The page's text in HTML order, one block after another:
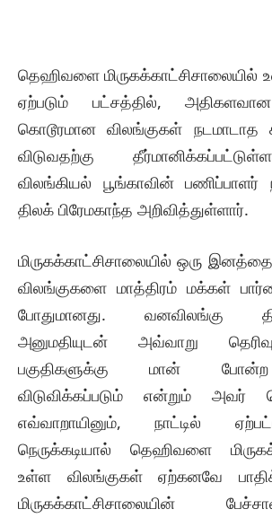
தெஹிவளை மிருகக்காட்சிசாலையில்
ஏற்படும் பட்சத்தில்,
கொடூரமான விலங்குகள் நடமாடாத
விடுவதற்கு
விலங்கியல் பூங்காவின் பணிப்பாளர்
திலக் பிரேமகாந்த அறிவித்துள்ளார்.
மிருகக்காட்சிசாலையில் ஒரு
விலங்குகளை மாத்திரம் மக்கள்
போதுமானது. வனவிலங்கு
அனுமதியுடன் அவ்வாறு
பகுதிகளுக்கு மான்
விடுவிக்கப்படும் என்றும் அவர்
எவ்வாறாயினும், நாட்டில்
நெருக்கடியால் தெஹிவளை
உள்ள விலங்குகள் ஏற்கனவே
மிருகக்காட்சிசாலையின்